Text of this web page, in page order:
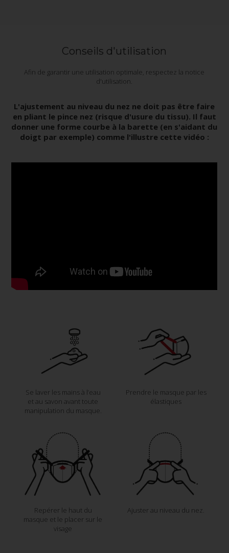
Conseils d'utilisation
Afin de garantir une utilisation optimale, respectez la notice
d'utilisation.
L'ajustement au niveau du nez ne doit pas être faire
en pliant le pince nez (risque d'usure du tissu). Il faut
donner une forme courbe à la barette (en s'aidant du
doigt par exemple) comme l'illustre cette vidéo :
Se laver les mains à l’eau
et au savon avant toute
manipulation du masque.
Prendre le masque par les
élastiques
Repérer le haut du
masque et le placer sur le
visage
Ajuster au niveau du nez.